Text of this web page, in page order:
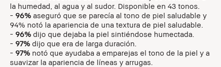
la humedad, al agua y al sudor. Disponible en 43 tonos.
- 96% aseguró que se parecía al tono de piel saludable y
94% notó la apariencia de una textura de piel saludable.
- 96% dijo que dejaba la piel sintiéndose humectada.
- 97% dijo que era de larga duración.
- 97% notó que ayudaba a emparejas el tono de la piel y a
suavizar la apariencia de líneas y arrugas.